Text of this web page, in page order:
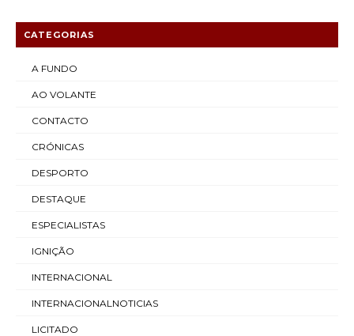
CATEGORIAS
A FUNDO
AO VOLANTE
CONTACTO
CRÓNICAS
DESPORTO
DESTAQUE
ESPECIALISTAS
IGNIÇÃO
INTERNACIONAL
INTERNACIONALNOTICIAS
LICITADO